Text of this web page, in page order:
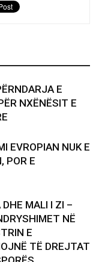
E
NXËNËSIT E
EVROPIAN NUK E
POR E
DHE MALI I ZI –
NË
E
TË DREJTAT